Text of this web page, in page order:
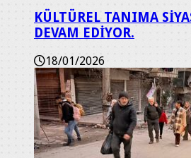
KÜLTÜREL TANIMA
DEVAM EDİYOR.
18/01/2026